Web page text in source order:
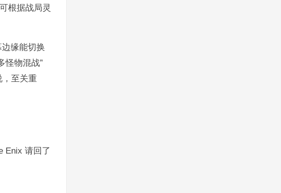
根据战局灵
边缘能切换
怪物混战”
至关重
Enix 请回了